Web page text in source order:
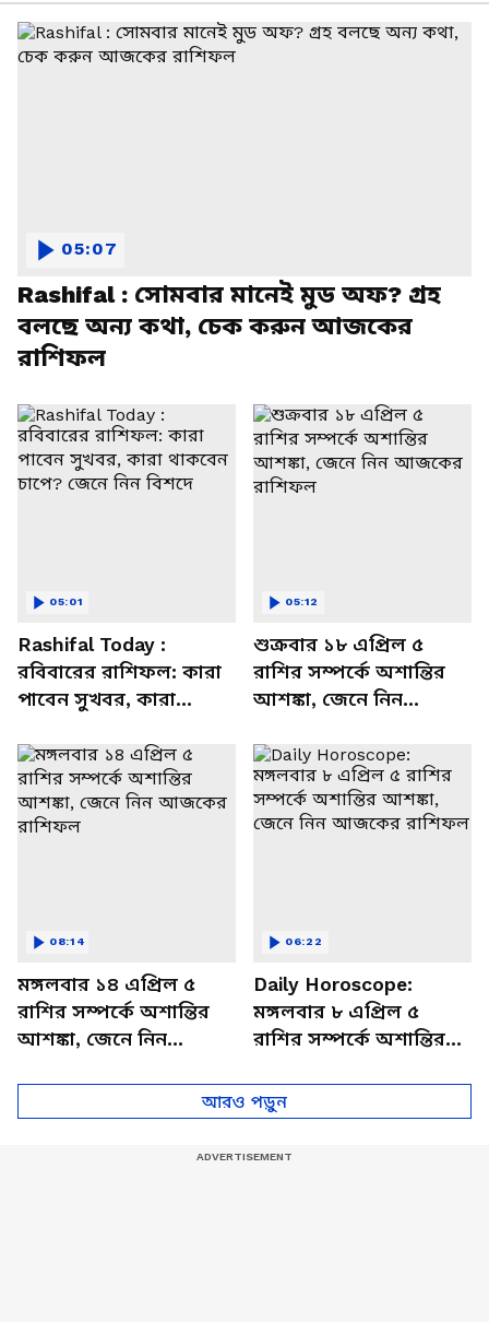
Rashifal : সোমবার মানেই মুড অফ? গ্রহ
বলছে অন্য কথা, চেক করুন আজকের
রাশিফল
05:07
Rashifal Today :
রবিবারের রাশিফল: কারা
পাবেন সুখবর, কারা
বিশদে
05:01
শুক্রবার ১৮ এপ্রিল ৫
রাশির সম্পর্কে অশান্তির
আশঙ্কা, জেনে নিন
05:12
মঙ্গলবার ১৪ এপ্রিল ৫
রাশির সম্পর্কে অশান্তির
আশঙ্কা, জেনে নিন
08:14
Daily Horoscope:
মঙ্গলবার ৮ এপ্রিল ৫
রাশির সম্পর্কে অশান্তির
আজকের রাশিফল
06:22
আরও পড়ুন